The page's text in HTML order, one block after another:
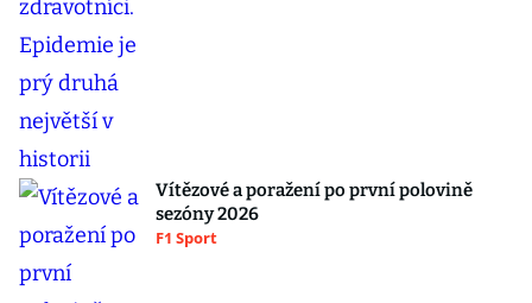
Vítězové a poražení po první polovině
sezóny 2026
F1 Sport